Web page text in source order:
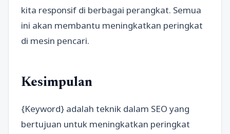
kita responsif di berbagai perangkat. Semua
ini akan membantu meningkatkan peringkat
di mesin pencari.
Kesimpulan
{Keyword} adalah teknik dalam SEO yang
bertujuan untuk meningkatkan peringkat